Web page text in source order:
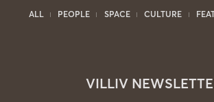
ALL PEOPLE SPACE CULTURE
VILLIV